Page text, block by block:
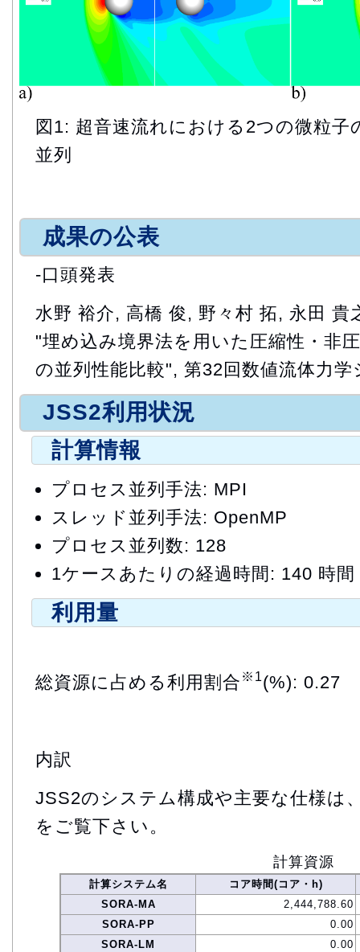
図1: 超音速流れにおける2つの微粒子
並列
成果の公表
-口頭発表
水野 裕介, 高橋 俊, 野々村 拓, 永田 貴
"埋め込み境界法を用いた圧縮性・非
の並列性能比較", 第32回数値流体力
JSS2利用状況
計算情報
プロセス並列手法: MPI
スレッド並列手法: OpenMP
プロセス並列数: 128
1ケースあたりの経過時間: 140 時間
利用量
総資源に占める利用割合 ※1 (%): 0.27
内訳
JSS2のシステム構成や主要な仕様は
をご覧下さい。
計算資源
計算システム名
コア時間(コア・h)
SORA-MA
2,444,788.60
SORA-PP
0.00
SORA-LM
0.00